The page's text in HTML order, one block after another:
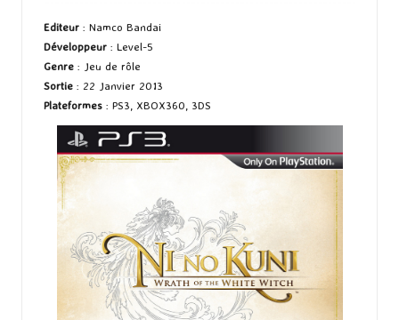
Editeur : Namco Bandai
Développeur : Level-5
Genre : Jeu de rôle
Sortie : 22 Janvier 2013
Plateformes : PS3, XBOX360, 3DS